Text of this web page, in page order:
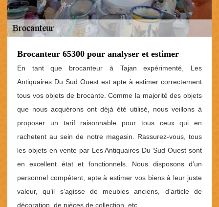
Brocanteur 65300 pour analyser et estimer
En tant que brocanteur à Tajan expérimenté, Les
Antiquaires Du Sud Ouest est apte à estimer correctement
tous vos objets de brocante. Comme la majorité des objets
que nous acquérons ont déjà été utilisé, nous veillons à
proposer un tarif raisonnable pour tous ceux qui en
rachetent au sein de notre magasin. Rassurez-vous, tous
les objets en vente par Les Antiquaires Du Sud Ouest sont
en excellent état et fonctionnels. Nous disposons d’un
personnel compétent, apte à estimer vos biens à leur juste
valeur, qu’il s’agisse de meubles anciens, d’article de
décoration, de pièces de collection, etc.